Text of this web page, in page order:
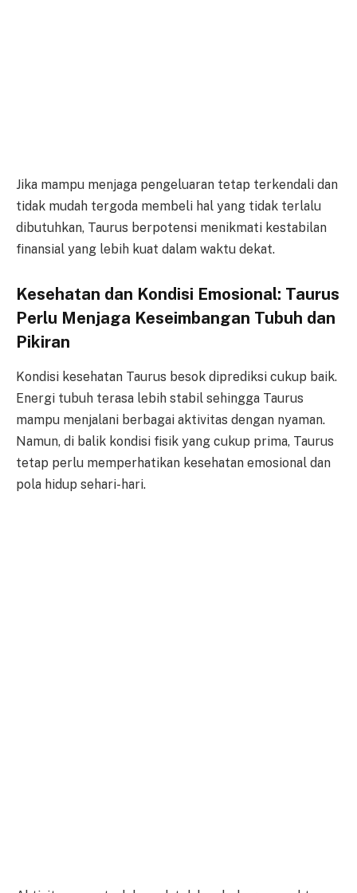
Jika mampu menjaga pengeluaran tetap terkendali dan
tidak mudah tergoda membeli hal yang tidak terlalu
dibutuhkan, Taurus berpotensi menikmati kestabilan
finansial yang lebih kuat dalam waktu dekat.
Kesehatan dan Kondisi Emosional: Taurus
Perlu Menjaga Keseimbangan Tubuh dan
Pikiran
Kondisi kesehatan Taurus besok diprediksi cukup baik.
Energi tubuh terasa lebih stabil sehingga Taurus
mampu menjalani berbagai aktivitas dengan nyaman.
Namun, di balik kondisi fisik yang cukup prima, Taurus
tetap perlu memperhatikan kesehatan emosional dan
pola hidup sehari-hari.